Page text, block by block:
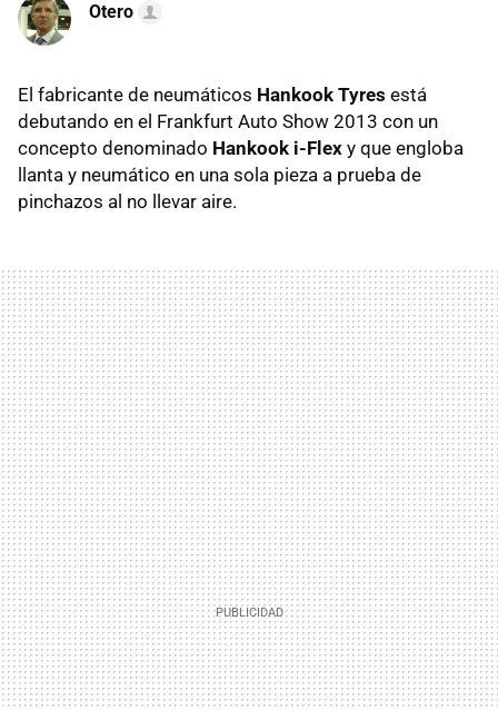
Otero
El fabricante de neumáticos Hankook Tyres está
debutando en el Frankfurt Auto Show 2013 con un
concepto denominado Hankook i-Flex y que engloba
llanta y neumático en una sola pieza a prueba de
pinchazos al no llevar aire.